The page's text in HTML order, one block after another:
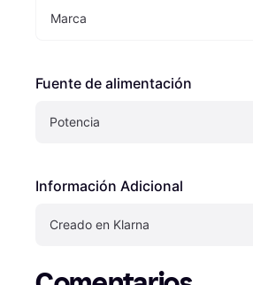
Marca
Fuente de alimentación
Potencia
Información Adicional
Creado en Klarna